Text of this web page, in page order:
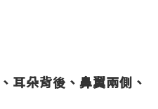
耳朵背後、鼻翼兩側、